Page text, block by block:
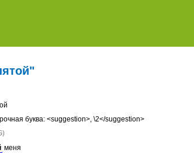
буква: <suggestion>, \2</suggestion>
меня